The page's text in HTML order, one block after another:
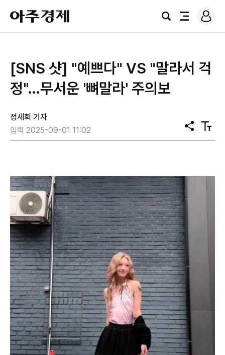
아
주
경
검
전
로
그
[SNS 샷] "예쁘다" VS "말라서 걱
정"…무서운 '뼈말라' 주의보
정세희 기자
입력 2025-09-01 11:02
공
유
텍
스